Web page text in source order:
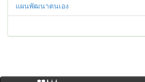
แผนพัฒนาตนเอง